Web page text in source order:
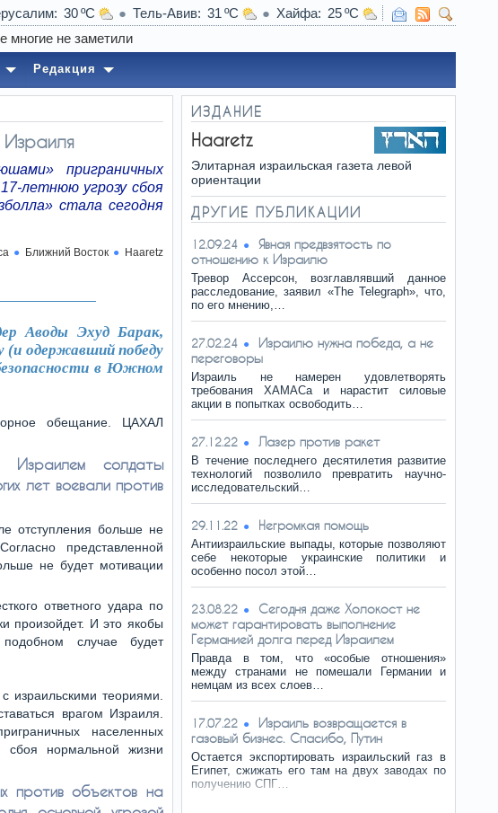
30 Тель-Авив 31 Хайфа
25
Редакция
Израиля
приграничных
летнюю угрозу сбоя
стала сегодня
Ближний Восток Haaretz
Аводы Эхуд Барак,
одержавший победу
в Южном
обещание. ЦАХАЛ
Израилем солдаты
лет воевали против
отступления больше не
представленной
не будет мотивации
ответного удара по
произойдет. И это якобы
случае будет
израильскими теориями.
врагом Израиля.
населенных
сбоя нормальной жизни
против объектов на
ИЗДАНИЕ
Haaretz
Элитарная израильская газета левой
ориентации
ДРУГИЕ ПУБЛИКАЦИИ
12.09.24
Явная предвзятость по
отношению к Израилю
Тревор Ассерсон, возглавлявший данное
расследование, заявил «The Telegraph», что,
по его мнению,…
27.02.24
Израилю нужна победа, а не
переговоры
Израиль не намерен удовлетворять
требования ХАМАСа и нарастит силовые
акции в попытках освободить…
27.12.22 Лазер против ракет
В течение последнего десятилетия развитие
технологий позволило превратить научно-
исследовательский…
29.11.22 Негромкая помощь
Антиизраильские выпады, которые позволяют
себе некоторые украинские политики и
особенно посол этой…
23.08.22
Сегодня даже Холокост не
может гарантировать выполнение
Германией долга перед Израилем
Правда в том, что «особые отношения»
между странами не помешали Германии и
немцам из всех слоев…
17.07.22
Израиль возвращается в
газовый бизнес. Спасибо, Путин
Остается экспортировать израильский газ в
Египет, сжижать его там на двух заводах по
получению СПГ…